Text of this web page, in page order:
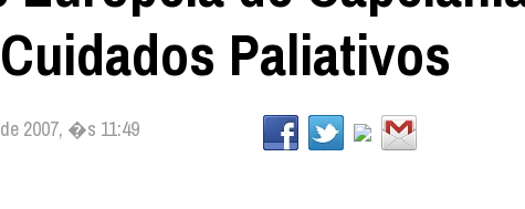
Paliativos
2007, �s 11:49